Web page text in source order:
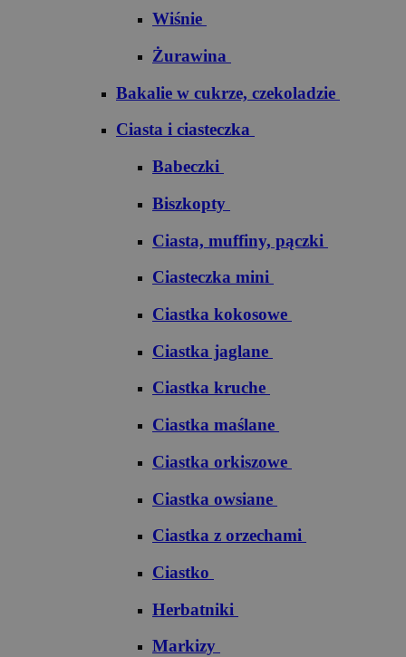
Wiśnie
Żurawina
Bakalie w cukrze, czekoladzie
Ciasta i ciasteczka
Babeczki
Biszkopty
Ciasta, muffiny, pączki
Ciasteczka mini
Ciastka kokosowe
Ciastka jaglane
Ciastka kruche
Ciastka maślane
Ciastka orkiszowe
Ciastka owsiane
Ciastka z orzechami
Ciastko
Herbatniki
Markizy